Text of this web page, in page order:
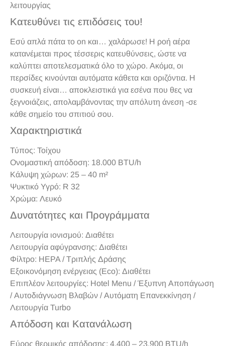
λειτουργίας
Κατευθύνει τις επιδόσεις του!
Εσύ απλά πάτα το on και… χαλάρωσε! Η ροή αέρα
κατανέμεται προς τέσσερις κατευθύνσεις, ώστε να
καλύπτει αποτελεσματικά όλο το χώρο. Ακόμα, οι
περσίδες κινούνται αυτόματα κάθετα και οριζόντια. Η
συσκευή είναι… αποκλειστικά για εσένα που θες να
ξεγνοιάζεις, απολαμβάνοντας την απόλυτη άνεση -σε
κάθε σημείο του σπιτιού σου.
Χαρακτηριστικά
Τύπος: Τοίχου
Ονομαστική απόδοση: 18.000 BTU/h
Κάλυψη χώρων: 25 – 40 m²
Ψυκτικό Υγρό: R 32
Χρώμα: Λευκό
Δυνατότητες και Προγράμματα
Λειτουργία ιονισμού: Διαθέτει
Λειτουργία αφύγρανσης: Διαθέτει
Φίλτρο: HEPA / Τριπλής Δράσης
Εξοικονόμηση ενέργειας (Eco): Διαθέτει
Επιπλέον λειτουργίες: Hotel Menu / Έξυπνη Αποπάγωση
/ Αυτοδιάγνωση Βλαβών / Αυτόματη Επανεκκίνηση /
Λειτουργία Turbo
Απόδοση και Κατανάλωση
Εύρος θερμικής απόδοσης: 4.400 – 23.900 BTU/h